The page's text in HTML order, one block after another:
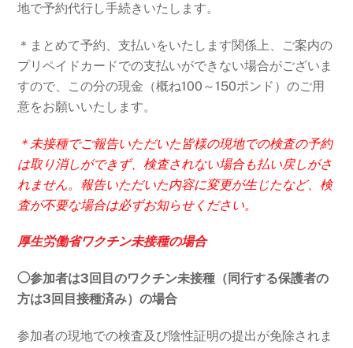
地で予約代行し手続きいたします。
＊まとめて予約、支払いをいたします関係上、ご案内の
プリペイドカードでの支払いができない場合がございま
すので、この分の現金（概ね100～150ポンド）のご用
意をお願いいたします。
＊未接種でご報告いただいた皆様の現地での検査の予約
は取り消しができず、検査されない場合も払い戻しがさ
れません。報告いただいた内容に変更が生じたなど、検
査が不要な場合は必ずお知らせください。
厚生労働省ワクチン未接種の場合
◯参加者は3回目のワクチン未接種（同行する保護者の
方は3回目接種済み）の場合
参加者の現地での検査及び陰性証明の提出が免除されま